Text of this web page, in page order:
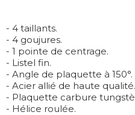
- 4 taillants.
- 4 goujures.
- 1 pointe de centrage.
- Listel fin.
- Angle de plaquette à 150°.
- Acier allié de haute qualité.
- Plaquette carbure
- Hélice roulée.